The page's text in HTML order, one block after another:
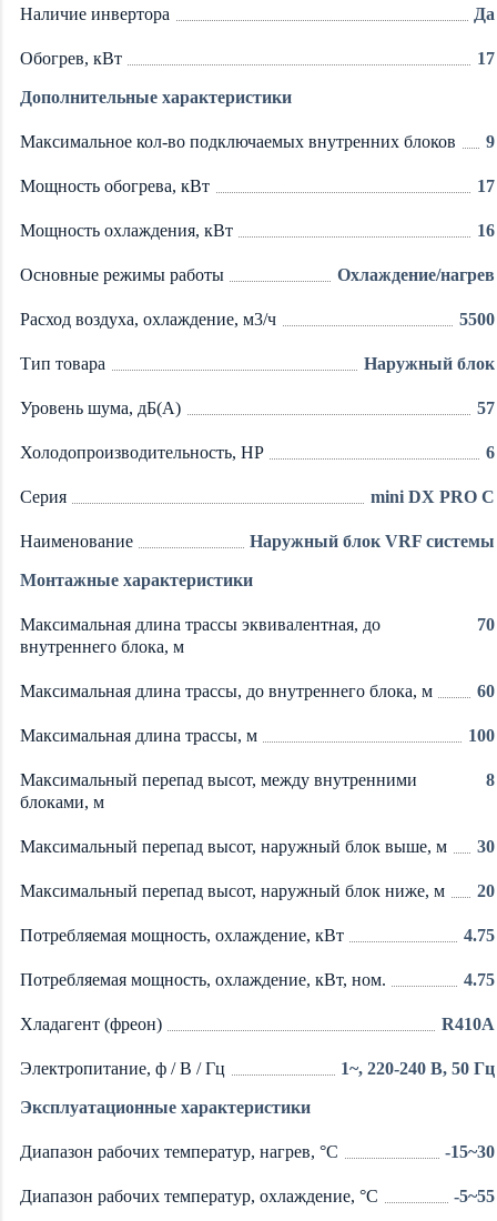
Наличие инвертора Да
Обогрев, кВт 17
Дополнительные характеристики
Максимальное кол-во подключаемых внутренних блоков 9
Мощность обогрева, кВт 17
Мощность охлаждения, кВт 16
Основные режимы работы Охлаждение/нагрев
Расход воздуха, охлаждение, м3/ч 5500
Тип товара Наружный блок
Уровень шума, дБ(А) 57
Холодопроизводительность, HP 6
Серия mini DX PRO C
Наименование Наружный блок VRF системы
Монтажные характеристики
Максимальная длина трассы эквивалентная, до
внутреннего блока, м
70
Максимальная длина трассы, до внутреннего блока, м 60
Максимальная длина трассы, м 100
Максимальный перепад высот, между внутренними
блоками, м
8
Максимальный перепад высот, наружный блок выше, м 30
Максимальный перепад высот, наружный блок ниже, м 20
Потребляемая мощность, охлаждение, кВт 4.75
Потребляемая мощность, охлаждение, кВт, ном. 4.75
Хладагент (фреон) R410A
Электропитание, ф / В / Гц 1~, 220-240 В, 50 Гц
Эксплуатационные характеристики
Диапазон рабочих температур, нагрев, °C -15~30
Диапазон рабочих температур, охлаждение, °C -5~55